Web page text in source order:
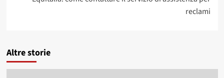
reclami
Altre storie